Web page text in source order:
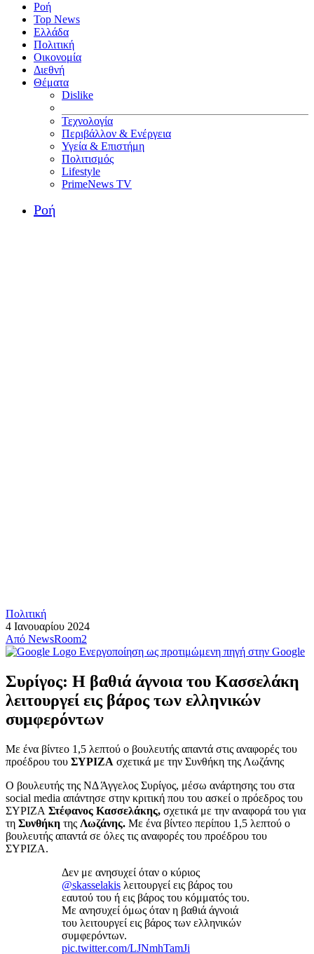
Ροή
Top News
Ελλάδα
Πολιτική
Οικονομία
Διεθνή
Θέματα
Dislike
Τεχνολογία
Περιβάλλον & Ενέργεια
Υγεία & Επιστήμη
Πολιτισμός
Lifestyle
PrimeNews TV
Ροή
Πολιτική
4 Ιανουαρίου 2024
Από NewsRoom2
Ενεργοποίηση ως προτιμώμενη πηγή στην Google
Συρίγος: Η βαθιά άγνοια του Κασσελάκη
λειτουργεί εις βάρος των ελληνικών
συμφερόντων
Με ένα βίντεο 1,5 λεπτού ο βουλευτής απαντά στις αναφορές του
προέδρου του ΣΥΡΙΖΑ σχετικά με την Συνθήκη της Λωζάνης
Ο βουλευτής της ΝΔ Άγγελος Συρίγος, μέσω ανάρτησης του στα
social media απάντησε στην κριτική που του ασκεί ο πρόεδρος του
ΣΥΡΙΖΑ Στέφανος Κασσελάκης, σχετικά με την αναφορά του για
τη Συνθήκη της Λωζάνης. Με ένα βίντεο περίπου 1,5 λεπτού ο
βουλευτής απαντά σε όλες τις αναφορές του προέδρου του
ΣΥΡΙΖΑ.
Δεν με ανησυχεί όταν ο κύριος
@skasselakis λειτουργεί εις βάρος του
εαυτού του ή εις βάρος του κόμματός του.
Με ανησυχεί όμως όταν η βαθιά άγνοιά
του λειτουργεί εις βάρος των ελληνικών
συμφερόντων.
pic.twitter.com/LJNmhTamJi